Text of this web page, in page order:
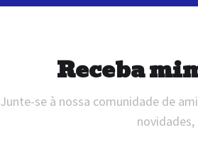
Receba
Junte-se à nossa comunidade de